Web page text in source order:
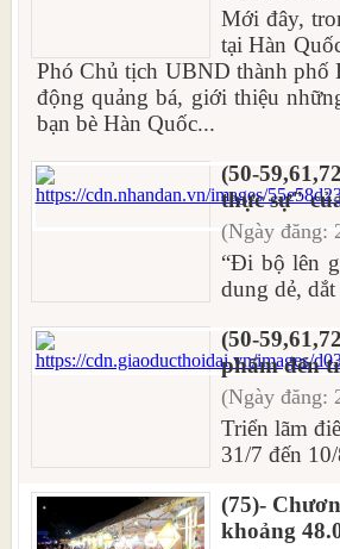
Mới đây,
tại Hàn
Phó Chủ tịch UBND thành phố
động quảng bá, giới thiệu
bạn bè Hàn Quốc...
(50-
thực sự"
(Ngày
“Đi bộ lên
dung dẻ,
(50-
phẩm đến
(Ngày
Triển lãm
31/7 đến
(75)-
khoảng